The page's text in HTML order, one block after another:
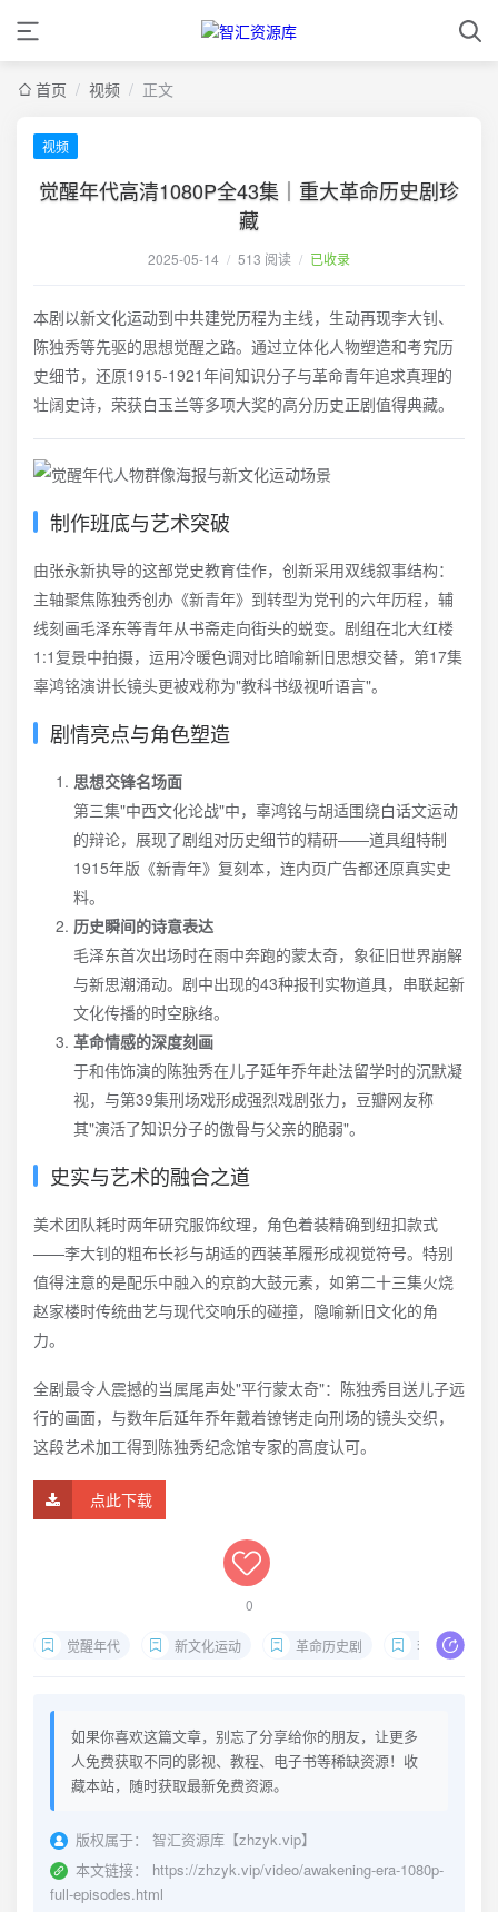
首页 / 视频 / 正文
视频
觉醒年代高清1080P全43集｜重大革命历史剧珍
藏
2025-05-14 / 513 阅读 / 已收录
本剧以新文化运动到中共建党历程为主线，生动再现李大钊、
陈独秀等先驱的思想觉醒之路。通过立体化人物塑造和考究历
史细节，还原1915-1921年间知识分子与革命青年追求真理的
壮阔史诗，荣获白玉兰等多项大奖的高分历史正剧值得典藏。
制作班底与艺术突破
由张永新执导的这部党史教育佳作，创新采用双线叙事结构：
主轴聚焦陈独秀创办《新青年》到转型为党刊的六年历程，辅
线刻画毛泽东等青年从书斋走向街头的蜕变。剧组在北大红楼
1:1复景中拍摄，运用冷暖色调对比暗喻新旧思想交替，第17集
辜鸿铭演讲长镜头更被戏称为"教科书级视听语言"。
剧情亮点与角色塑造
思想交锋名场面
第三集"中西文化论战"中，辜鸿铭与胡适围绕白话文运动
的辩论，展现了剧组对历史细节的精研——道具组特制
1915年版《新青年》复刻本，连内页广告都还原真实史
料。
历史瞬间的诗意表达
毛泽东首次出场时在雨中奔跑的蒙太奇，象征旧世界崩解
与新思潮涌动。剧中出现的43种报刊实物道具，串联起新
文化传播的时空脉络。
革命情感的深度刻画
于和伟饰演的陈独秀在儿子延年乔年赴法留学时的沉默凝
视，与第39集刑场戏形成强烈戏剧张力，豆瓣网友称
其"演活了知识分子的傲骨与父亲的脆弱"。
史实与艺术的融合之道
美术团队耗时两年研究服饰纹理，角色着装精确到纽扣款式
——李大钊的粗布长衫与胡适的西装革履形成视觉符号。特别
值得注意的是配乐中融入的京韵大鼓元素，如第二十三集火烧
赵家楼时传统曲艺与现代交响乐的碰撞，隐喻新旧文化的角
力。
全剧最令人震撼的当属尾声处"平行蒙太奇"：陈独秀目送儿子远
行的画面，与数年后延年乔年戴着镣铐走向刑场的镜头交织，
这段艺术加工得到陈独秀纪念馆专家的高度认可。
点此下载
0
觉醒年代 新文化运动 革命历史剧 李大钊电影
如果你喜欢这篇文章，别忘了分享给你的朋友，让更多
人免费获取不同的影视、教程、电子书等稀缺资源！收
藏本站，随时获取最新免费资源。
版权属于：
智汇资源库【zhzyk.vip】
本文链接：
https://zhzyk.vip/video/awakening-era-1080p-
full-episodes.html